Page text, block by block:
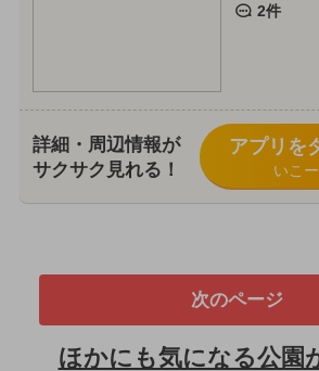
2件
詳細・周辺情報が
サクサク見れる！
アプリを
いこ
次のページ
ほかにも気になる公園